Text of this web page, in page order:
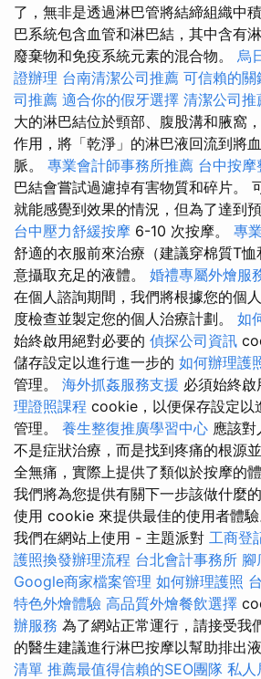
了，無非是透過淋巴管將結締組織中
巴系統包含血管和淋巴結，其中含有
廢棄物和免疫系統元素的混合物。 烏
證辦理 台南清潔公司推薦 可信賴的關
司推薦 適合你的假牙選擇 清潔公司推
大的淋巴結位於頸部、腹股溝和腋窩
作用，將「乾淨」的淋巴液回流到將
脈。 專業會計師事務所推薦 台中按摩
巴結會嘗試過濾掉有害物質和碎片。
就能感覺到效果的情況，但為了達到
台中壓力舒緩按摩 6-10 次按摩。 專
舒適的衣服前來治療（建議穿棉質T
意攝取充足的液體。 婚禮專屬外燴服
在個人諮詢期間，我們將根據您的個
度檢查並製定您的個人治療計劃。 如
始終啟用絕對必要的 偵探公司資訊
儲存設定以進行進一步的 如何辦理護
管理。 海外抓姦服務支援 必須始終
理證照課程 cookie，以便保存設定
管理。 養生整復推廣學習中心 應該對
不是症狀治療，而是找到疼痛的根源
全無痛，實際上提供了類似於按摩的
我們將為您提供有關下一步該做什麼
使用 cookie 來提供最佳的使用者體驗
我們在網站上使用 - 主題派對 工商登
護照換發辦理流程 台北會計事務所 腳
Google商家檔案管理 如何辦理護照
特色外燴體驗 高品質外燴餐飲選擇
辦服務 為了網站正常運行，請接受我
的醫生建議進行淋巴按摩以幫助排出
清單 推薦最值得信賴的SEO團隊 私人